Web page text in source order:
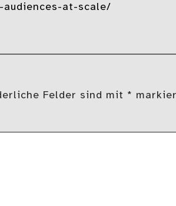
audiences-at-scale/
Felder sind mit *